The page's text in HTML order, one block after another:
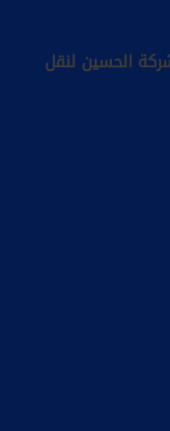
الحسين لنقل